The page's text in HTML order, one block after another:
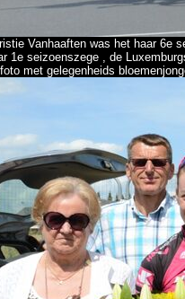
Vanhaaften was het haar 6e
1e seizoenszege , de
met gelegenheids